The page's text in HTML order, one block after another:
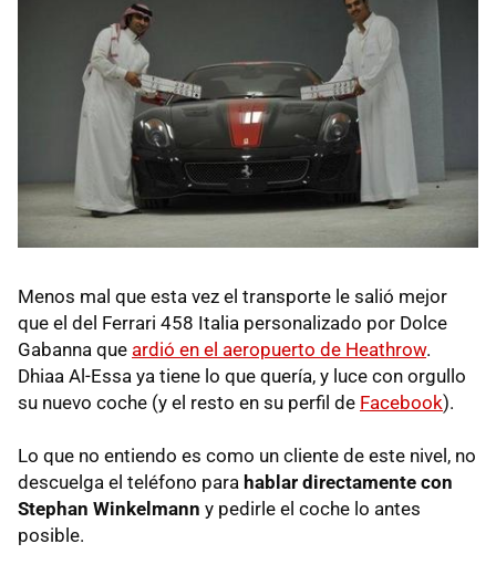
Menos mal que esta vez el transporte le salió mejor
que el del Ferrari 458 Italia personalizado por Dolce
Gabanna que ardió en el aeropuerto de Heathrow.
Dhiaa Al-Essa ya tiene lo que quería, y luce con orgullo
su nuevo coche (y el resto en su perfil de Facebook).
Lo que no entiendo es como un cliente de este nivel, no
descuelga el teléfono para hablar directamente con
Stephan Winkelmann y pedirle el coche lo antes
posible.